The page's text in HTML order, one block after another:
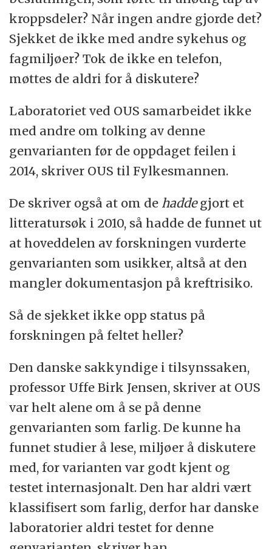
kroppsdeler? Når ingen andre gjorde det?
Sjekket de ikke med andre sykehus og
fagmiljøer? Tok de ikke en telefon,
møttes de aldri for å diskutere?
Laboratoriet ved OUS samarbeidet ikke
med andre om tolking av denne
genvarianten før de oppdaget feilen i
2014, skriver OUS til Fylkesmannen.
De skriver også at om de haddegjort et
litteratursøk i 2010, så hadde de funnet ut
at hoveddelen av forskningen vurderte
genvarianten som usikker, altså at den
mangler dokumentasjon på kreftrisiko.
Så de sjekket ikke opp status på
forskningen på feltet heller?
Den danske sakkyndige i tilsynssaken,
professor Uffe Birk Jensen, skriver at OUS
var helt alene om å se på denne
genvarianten som farlig. De kunne ha
funnet studier å lese, miljøer å diskutere
med, for varianten var godt kjent og
testet internasjonalt. Den har aldri vært
klassifisert som farlig, derfor har danske
laboratorier aldri testet for denne